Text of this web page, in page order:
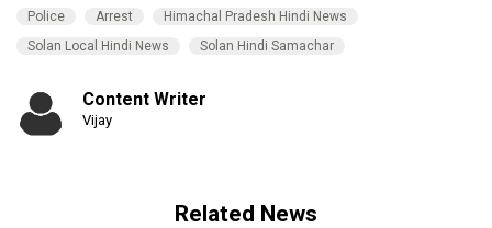
Police
Arrest
Himachal Pradesh Hindi News
Solan Local Hindi News
Solan Hindi Samachar
Content Writer
Vijay
Related News